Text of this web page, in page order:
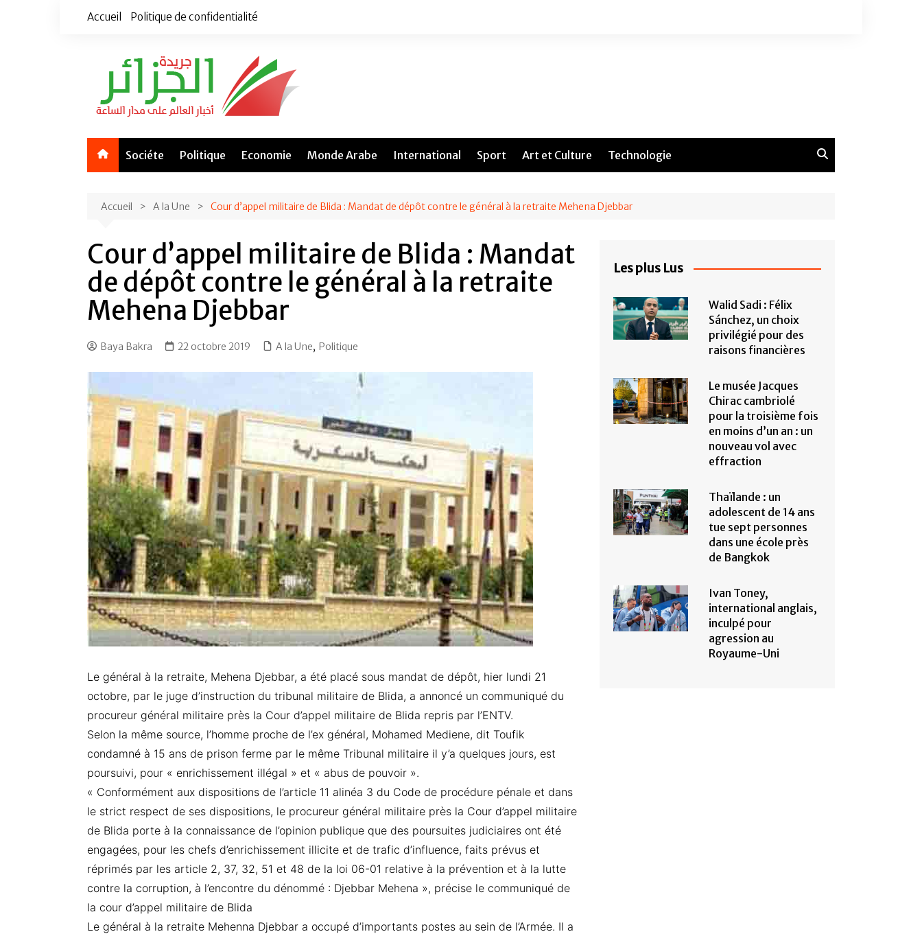
Accueil Politique de confidentialité
Sociéte Politique Economie Monde Arabe International Sport Art et Culture Technologie
Accueil A la Une Cour d’appel militaire de Blida : Mandat de dépôt contre le général à la retraite Mehena Djebbar
Cour d’appel militaire de Blida : Mandat
de dépôt contre le général à la retraite
Mehena Djebbar
Baya Bakra 22 octobre 2019 A la Une, Politique
Le général à la retraite, Mehena Djebbar, a été placé sous mandat de dépôt, hier lundi 21
octobre, par le juge d’instruction du tribunal militaire de Blida, a annoncé un communiqué du
procureur général militaire près la Cour d’appel militaire de Blida repris par l’ENTV.
Selon la même source, l’homme proche de l’ex général, Mohamed Mediene, dit Toufik
condamné à 15 ans de prison ferme par le même Tribunal militaire il y’a quelques jours, est
poursuivi, pour « enrichissement illégal » et « abus de pouvoir ».
« Conformément aux dispositions de l’article 11 alinéa 3 du Code de procédure pénale et dans
le strict respect de ses dispositions, le procureur général militaire près la Cour d’appel militaire
de Blida porte à la connaissance de l’opinion publique que des poursuites judiciaires ont été
engagées, pour les chefs d’enrichissement illicite et de trafic d’influence, faits prévus et
réprimés par les article 2, 37, 32, 51 et 48 de la loi 06-01 relative à la prévention et à la lutte
contre la corruption, à l’encontre du dénommé : Djebbar Mehena », précise le communiqué de
la cour d’appel militaire de Blida
Le général à la retraite Mehenna Djebbar a occupé d’importants postes au sein de l’Armée. Il a
Les plus Lus
Walid Sadi : Félix
Sánchez, un choix
privilégié pour des
raisons financières
Le musée Jacques
Chirac cambriolé
pour la troisième fois
en moins d’un an : un
nouveau vol avec
effraction
Thaïlande : un
adolescent de 14 ans
tue sept personnes
dans une école près
de Bangkok
Ivan Toney,
international anglais,
inculpé pour
agression au
Royaume-Uni